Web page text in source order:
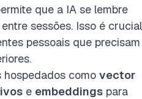
que a IA se lembre
sessões. Isso é crucial
pessoais que precisam
como vector
e embeddings para